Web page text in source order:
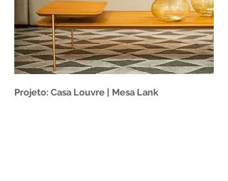
Projeto: Casa Louvre | Mesa Lank